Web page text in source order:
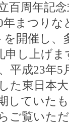
百周年記
まつりな
を開催し
申し上げま
平成23年
た東日本
していた
ご覧いた